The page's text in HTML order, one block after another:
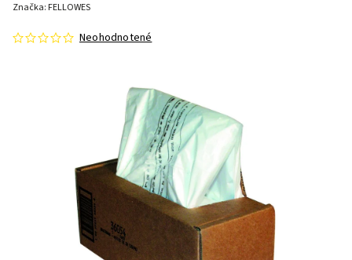
Neohodnotené
Značka: FELLOWES